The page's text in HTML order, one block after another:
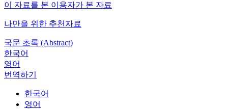
이 자료를 본 이용자가 본 자료
나만을 위한 추천자료
국문 초록 (Abstract)
한국어
영어
번역하기
한국어
영어